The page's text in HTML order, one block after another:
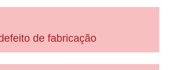
de fabricação